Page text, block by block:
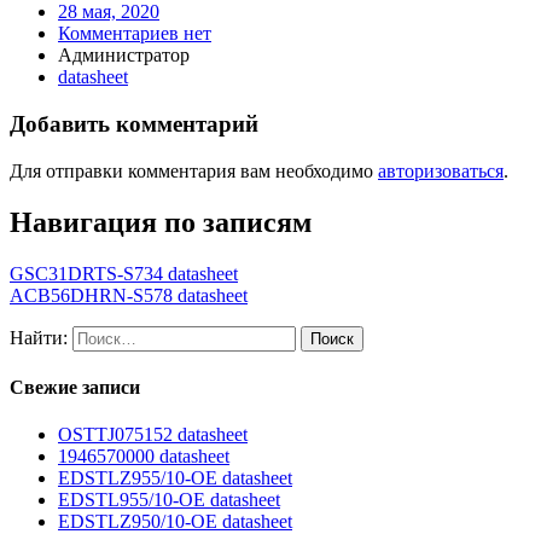
28 мая, 2020
Комментариев нет
Администратор
datasheet
Добавить комментарий
Для отправки комментария вам необходимо авторизоваться.
Навигация по записям
GSC31DRTS-S734 datasheet
ACB56DHRN-S578 datasheet
Найти:
Свежие записи
OSTTJ075152 datasheet
1946570000 datasheet
EDSTLZ955/10-OE datasheet
EDSTL955/10-OE datasheet
EDSTLZ950/10-OE datasheet